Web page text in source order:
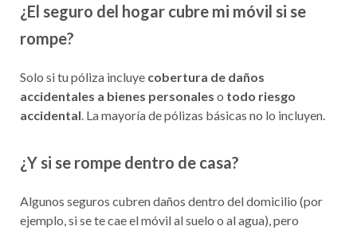
¿El seguro del hogar cubre mi móvil si se
rompe?
Solo si tu póliza incluye cobertura de daños
accidentales a bienes personales o todo riesgo
accidental. La mayoría de pólizas básicas no lo incluyen.
¿Y si se rompe dentro de casa?
Algunos seguros cubren daños dentro del domicilio (por
ejemplo, si se te cae el móvil al suelo o al agua), pero